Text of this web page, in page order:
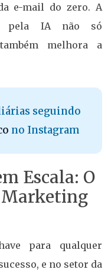
e-mail do zero. A
pela IA não só
melhora a
seguindo
no Instagram
Escala: O
Marketing
para qualquer
e no setor da